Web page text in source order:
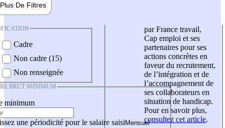
Plus De Filtres
Cadre
Non cadre (15)
Non renseignée
BRUT MINIMUM
minimum
une périodicité pour le salaire saisi
par France travail,
Cap emploi et ses
partenaires pour ses
actions concrètes en
faveur du recrutement,
de l’intégration et de
l’accompagnement de
ses collaborateurs en
situation de handicap.
Pour en savoir plus,
consultez cet article.